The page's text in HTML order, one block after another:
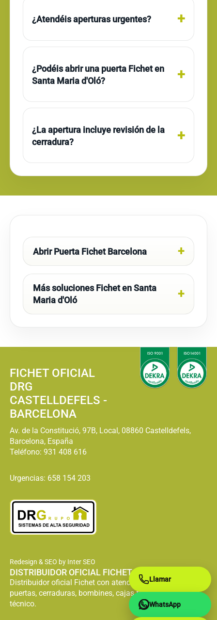
¿Atendéis aperturas urgentes?
¿Podéis abrir una puerta Fichet en
Santa Maria d'Oló?
¿La apertura incluye revisión de la
cerradura?
Abrir Puerta Fichet Barcelona
Más soluciones Fichet en Santa
Maria d'Oló
FICHET OFICIAL
DRG
CASTELLDEFELS -
BARCELONA
Av. de la Constitució, 97B, Local, 08860 Castelldefels,
Barcelona, España
Teléfono: 931 408 616
Urgencias: 658 154 203
Redesign & SEO by Inter SEO
DISTRIBUIDOR OFICIAL FICHET
Distribuidor oficial Fichet con atención especializada en
puertas, cerraduras, bombines, cajas fuertes y servicio
técnico.
Llamar
WhatsApp